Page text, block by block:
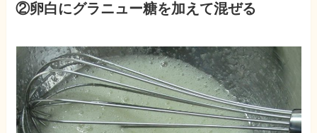
②卵白にグラニュー糖を加えて混ぜる